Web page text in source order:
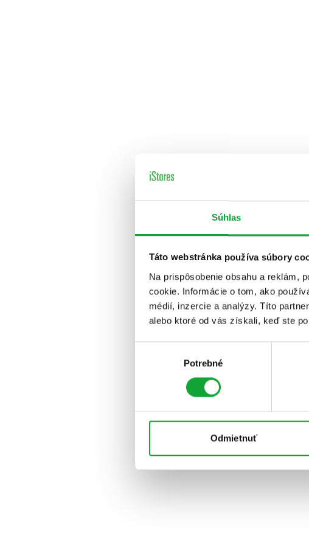
Súhlas
Táto webstránka používa súbory
Na prispôsobenie obsahu a reklám,
cookie. Informácie o tom, ako
médií, inzercie a analýzy. Títo
alebo ktoré od vás získali, keď ste
Potrebné
Odmietnuť